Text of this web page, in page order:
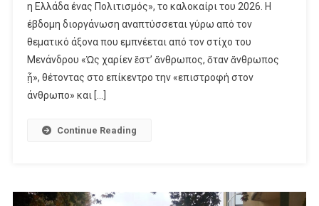
η Ελλάδα ένας Πολιτισμός», το καλοκαίρι του 2026. Η
έβδομη διοργάνωση αναπτύσσεται γύρω από τον
θεματικό άξονα που εμπνέεται από τον στίχο του
Μενάνδρου «Ὡς χαρίεν ἔστ’ ἄνθρωπος, ὅταν ἄνθρωπος
ᾖ», θέτοντας στο επίκεντρο την «επιστροφή στον
άνθρωπο» και […]
Continue Reading